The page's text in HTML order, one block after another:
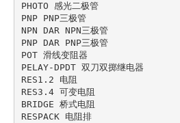
PHOTO 感光二极管
PNP PNP三极管
NPN DAR NPN三极管
PNP DAR PNP三极管
POT 滑线变阻器
PELAY-DPDT 双刀双掷继电器
RES1.2 电阻
RES3.4 可变电阻
BRIDGE 桥式电阻
RESPACK 电阻排